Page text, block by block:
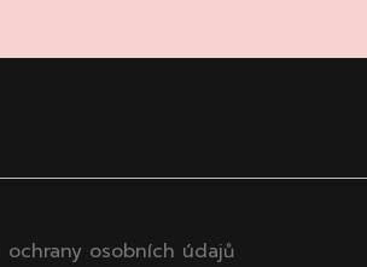
ochrany osobních údajů